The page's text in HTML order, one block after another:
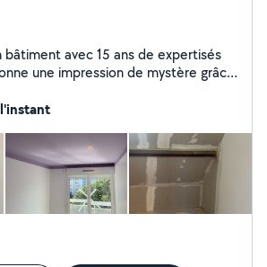
bâtiment avec 15 ans de expertisés
une impression de mystère grâce